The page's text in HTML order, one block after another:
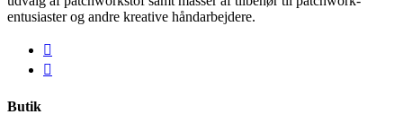
entusiaster og andre kreative håndarbejdere.
Butik